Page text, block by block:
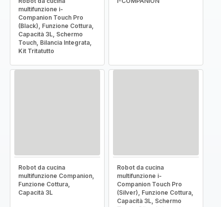
multifunzione i-
Companion Touch Pro
(Black), Funzione Cottura,
Capacità 3L, Schermo
Touch, Bilancia Integrata,
Kit Tritatutto
Robot da cucina
multifunzione Companion,
Funzione Cottura,
Capacità 3L
Robot da cucina
multifunzione i-
Companion Touch Pro
(Silver), Funzione Cottura,
Capacità 3L, Schermo